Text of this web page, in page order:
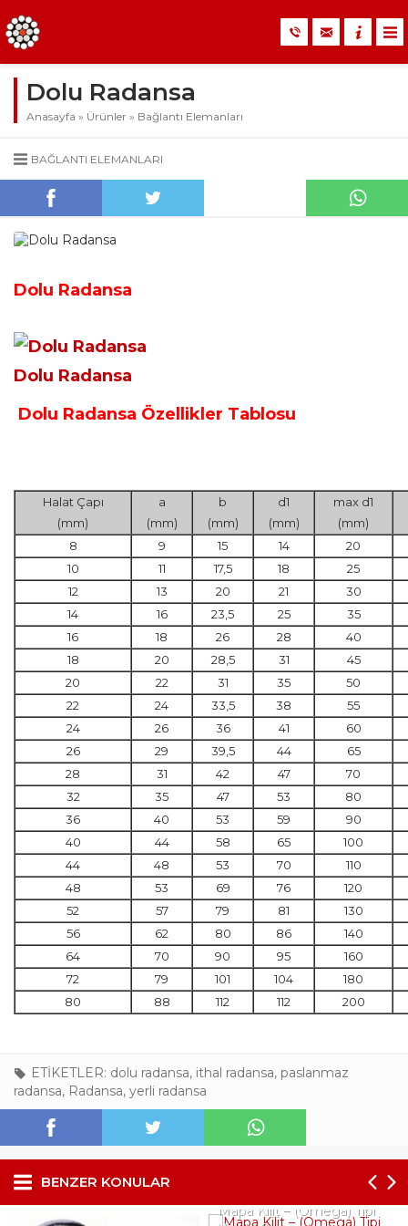
Dolu Radansa
Anasayfa » Ürünler » Bağlantı Elemanları
BAĞLANTI ELEMANLARI
Dolu Radansa
Dolu Radansa
Dolu Radansa Özellikler Tablosu
Halat Çapı
(mm)
a
(mm)
b
(mm)
d1
(mm)
max d1
(mm)
8
9 15 14
20
10
11 17,5 18
25
12
13 20 21
30
14
16 23,5 25
35
16
18 26 28
40
18
20 28,5 31
45
20
22 31 35
50
22
24 33,5 38
55
24
26 36 41
60
26
29 39,5 44
65
28
31 42 47
70
32
35 47 53
80
36
40 53 59
90
40
44 58 65
100
44
48 53 70
110
48
53 69 76
120
52
57 79 81
130
56
62 80 86
140
64
70 90 95
160
72
79 101 104
180
80
88 112 112 200
ETİKETLER: dolu radansa, ithal radansa, paslanmaz
radansa, Radansa, yerli radansa
BENZER KONULAR
Mapa Kilit – (Omega) Tipi